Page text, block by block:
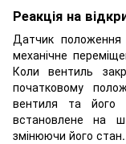
Реакція на
Датчик
механічне
Коли вентиль
початковому
вентиля та його
встановлене на
змінюючи його стан.